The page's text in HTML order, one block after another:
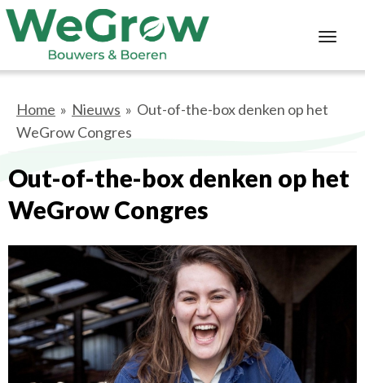
Home » Nieuws » Out-of-the-box denken op het
WeGrow Congres
Out-of-the-box denken op het
WeGrow Congres